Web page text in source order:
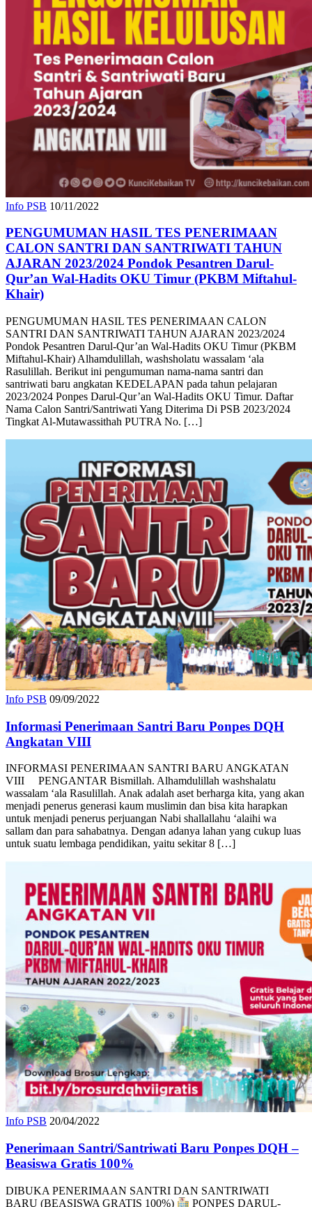
PENGUMUMAN HASIL TES PENERIMAAN
CALON SANTRI DAN SANTRIWATI TAHUN
AJARAN 2023/2024 Pondok Pesantren Darul-
Qur’an Wal-Hadits OKU Timur (PKBM Miftahul-
PENGUMUMAN HASIL TES PENERIMAAN CALON
SANTRI DAN SANTRIWATI TAHUN AJARAN 2023/2024
Pondok Pesantren Darul-Qur’an Wal-Hadits OKU Timur (PKBM
Miftahul-Khair) Alhamdulillah, washsholatu wassalam ‘ala
Rasulillah. Berikut ini pengumuman nama-nama santri dan
santriwati baru angkatan KEDELAPAN pada tahun pelajaran
2023/2024 Ponpes Darul-Qur’an Wal-Hadits OKU Timur. Daftar
Nama Calon Santri/Santriwati Yang Diterima Di PSB 2023/2024
Informasi Penerimaan Santri Baru Ponpes DQH
Angkatan VIII
INFORMASI PENERIMAAN SANTRI BARU ANGKATAN
VIII PENGANTAR Bismillah. Alhamdulillah washshalatu
wassalam ‘ala Rasulillah. Anak adalah aset berharga kita, yang akan
menjadi penerus generasi kaum muslimin dan bisa kita harapkan
untuk menjadi penerus perjuangan Nabi shallallahu ‘alaihi wa
sallam dan para sahabatnya. Dengan adanya lahan yang cukup luas
Penerimaan Santri/Santriwati Baru Ponpes DQH –
DIBUKA PENERIMAAN SANTRI DAN SANTRIWATI